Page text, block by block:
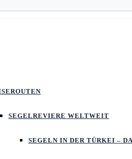
SEGELREVIERE WELTWEIT
SEGELN IN DER TÜRKEI –